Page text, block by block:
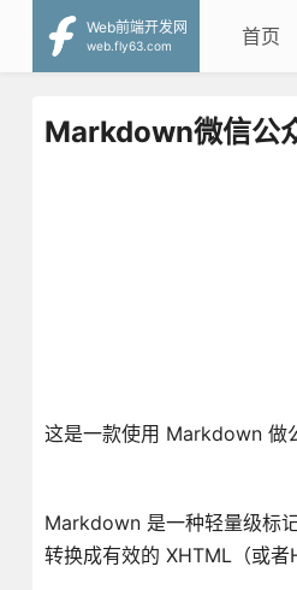
Web前端开发网
web.fly63.com
首页
Markdown微信公
这是一款使用 Markdown 做
Markdown 是一种轻量级标
转换成有效的 XHTML（或